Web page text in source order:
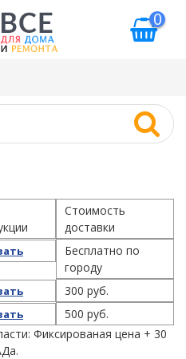
0
Стоимость
доставки
Бесплатно по
городу
300 руб.
500 руб.
Фиксированая цена + 30